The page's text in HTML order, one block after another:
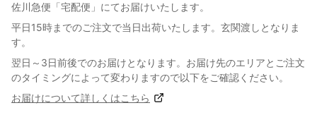
佐川急便「宅配便」にてお届けいたします。
平日15時までのご注文で当日出荷いたします。玄関渡しとなりま
す。
翌日～3日前後でのお届けとなります。お届け先のエリアとご注文
のタイミングによって変わりますので以下をご確認ください。
お届けについて詳しくはこちら